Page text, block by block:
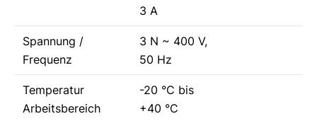
3 A
Spannung /
Frequenz
3 N ~ 400 V,
50 Hz
Temperatur
Arbeitsbereich
-20 °C bis
+40 °C